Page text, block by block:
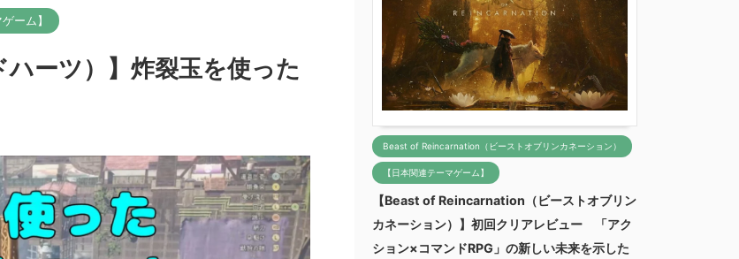
ーム】
ハーツ）】炸裂玉を使った
Beast of Reincarnation（ビーストオブリンカネーション）
【日本関連テーマゲーム】
【Beast of Reincarnation（ビーストオブリン
カネーション）】初回クリアレビュー 「アク
ション×コマンドRPG」の新しい未来を示した